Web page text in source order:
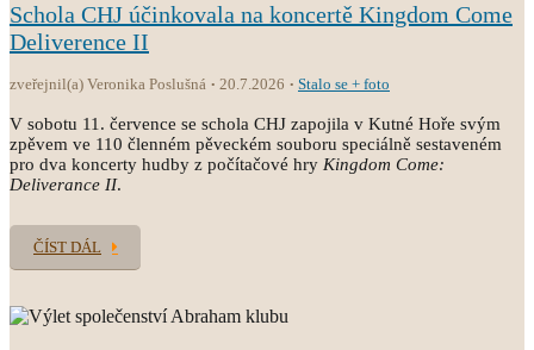
Schola CHJ účinkovala na koncertě Kingdom Come
Deliverence II
zveřejnil(a) Veronika Poslušná 20.7.2026 Stalo se + foto
V sobotu 11. července se schola CHJ zapojila v Kutné Hoře svým
zpěvem ve 110 členném pěveckém souboru speciálně sestaveném
pro dva koncerty hudby z počítačové hry Kingdom Come:
Deliverance II.
ČÍST DÁL